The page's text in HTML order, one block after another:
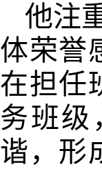
他注
体荣誉
在担任
务班级
谐，形